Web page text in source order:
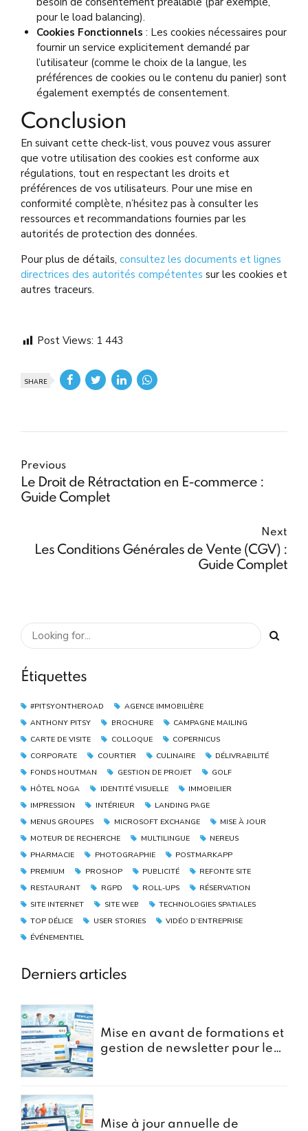
pour le load balancing).
Cookies Fonctionnels : Les cookies nécessaires pour
fournir un service explicitement demandé par
l’utilisateur (comme le choix de la langue, les
préférences de cookies ou le contenu du panier) sont
également exemptés de consentement.
Conclusion
En suivant cette check-list, vous pouvez vous assurer
que votre utilisation des cookies est conforme aux
régulations, tout en respectant les droits et
préférences de vos utilisateurs. Pour une mise en
conformité complète, n’hésitez pas à consulter les
ressources et recommandations fournies par les
autorités de protection des données.
Pour plus de détails, consultez les documents et lignes
directrices des autorités compétentes sur les cookies et
autres traceurs.
Post Views: 1 443
SHARE
Previous
Le Droit de Rétractation en E-commerce :
Guide Complet
Next
Les Conditions Générales de Vente (CGV) :
Guide Complet
Étiquettes
#PITSYONTHEROAD
AGENCE IMMOBILIÈRE
ANTHONY PITSY
BROCHURE
CAMPAGNE MAILING
CARTE DE VISITE
COLLOQUE
COPERNICUS
CORPORATE
COURTIER CULINAIRE
DÉLIVRABILITÉ
FONDS HOUTMAN
GESTION DE PROJET
GOLF
HÔTEL NOGA
IDENTITÉ VISUELLE
IMMOBILIER
IMPRESSION
INTÉRIEUR
LANDING PAGE
MENUS GROUPES
MICROSOFT EXCHANGE
MISE À JOUR
MOTEUR DE RECHERCHE
MULTILINGUE
NEREUS
PHARMACIE
PHOTOGRAPHIE
POSTMARKAPP
PREMIUM
PROSHOP PUBLICITÉ
REFONTE SITE
RESTAURANT
RGPD ROLL-UPS
RÉSERVATION
SITE INTERNET
SITE WEB
TECHNOLOGIES SPATIALES
TOP DÉLICE
USER STORIES
VIDÉO D’ENTREPRISE
ÉVÉNEMENTIEL
Derniers articles
Mise en avant de formations et
gestion de newsletter pour le
Mise à jour annuelle de